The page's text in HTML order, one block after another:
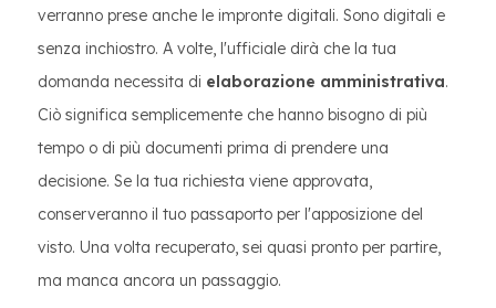
verranno prese anche le impronte digitali. Sono digitali e
senza inchiostro. A volte, l'ufficiale dirà che la tua
domanda necessita di elaborazione amministrativa.
Ciò significa semplicemente che hanno bisogno di più
tempo o di più documenti prima di prendere una
decisione. Se la tua richiesta viene approvata,
conserveranno il tuo passaporto per l'apposizione del
visto. Una volta recuperato, sei quasi pronto per partire,
ma manca ancora un passaggio.